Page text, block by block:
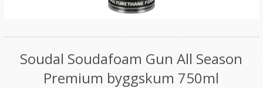
Soudal Soudafoam Gun All Season
Premium byggskum 750ml